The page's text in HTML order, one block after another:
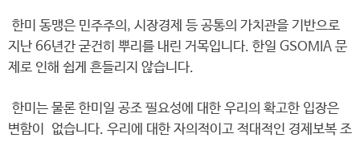
한미 동맹은 민주주의, 시장경제 등 공통의 가치관을 기반으로
지난 66년간 굳건히 뿌리를 내린 거목입니다. 한일 GSOMIA 문
제로 인해 쉽게 흔들리지 않습니다.
한미는 물론 한미일 공조 필요성에 대한 우리의 확고한 입장은
변함이 없습니다. 우리에 대한 자의적이고 적대적인 경제보복 조